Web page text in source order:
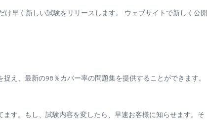
早く新しい試験をリリースします。 ウェブサイトで新しく公開
え、最新の98％カバー率の問題集を提供することができます。
す。もし、試験内容を変したら、早速お客様に知らせます。そ